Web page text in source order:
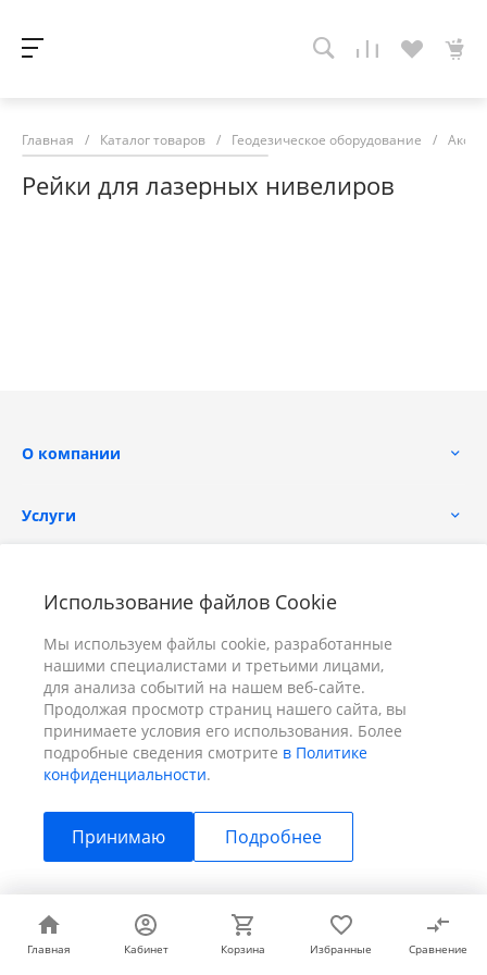
Использование файлов Cookie
Мы используем файлы cookie, разработанные
нашими специалистами и третьими лицами,
для анализа событий на нашем веб-сайте.
Продолжая просмотр страниц нашего сайта, вы
принимаете условия его использования. Более
подробные сведения смотрите в Политике
конфиденциальности.
Принимаю Подробнее
Главная Кабинет Корзина Избранные Сравнение
Главная Кабинет Корзина Избранные Сравнение
Главная / Каталог товаров / Геодезическое оборудование /
Рейки для лазерных нивелиров
О компании
Услуги
+7 (391) 298-00-11 Заказать звонок
г. Красноярск, пер. Телевизорный 9 "А" ООО "ПРИЗМ"
© 2026 ПРИЗМ, Все права защищены